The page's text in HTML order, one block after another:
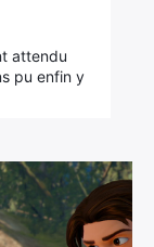
attendu
pu enfin y